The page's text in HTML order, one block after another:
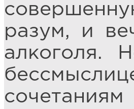
разум, и
алкоголя.